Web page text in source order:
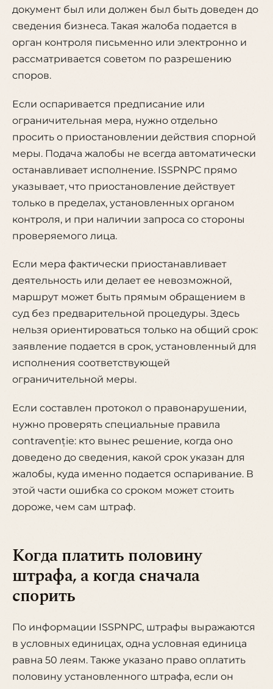
документ был или должен был быть доведен до
сведения бизнеса. Такая жалоба подается в
орган контроля письменно или электронно и
рассматривается советом по разрешению
споров.
Если оспаривается предписание или
ограничительная мера, нужно отдельно
просить о приостановлении действия спорной
меры. Подача жалобы не всегда автоматически
останавливает исполнение. ISSPNPC прямо
указывает, что приостановление действует
только в пределах, установленных органом
контроля, и при наличии запроса со стороны
проверяемого лица.
Если мера фактически приостанавливает
деятельность или делает ее невозможной,
маршрут может быть прямым обращением в
суд без предварительной процедуры. Здесь
нельзя ориентироваться только на общий срок:
заявление подается в срок, установленный для
исполнения соответствующей
ограничительной меры.
Если составлен протокол о правонарушении,
нужно проверять специальные правила
contravenție: кто вынес решение, когда оно
доведено до сведения, какой срок указан для
жалобы, куда именно подается оспаривание. В
этой части ошибка со сроком может стоить
дороже, чем сам штраф.
Когда платить половину
штрафа, а когда сначала
спорить
По информации ISSPNPC, штрафы выражаются
в условных единицах, одна условная единица
равна 50 леям. Также указано право оплатить
половину установленного штрафа, если он